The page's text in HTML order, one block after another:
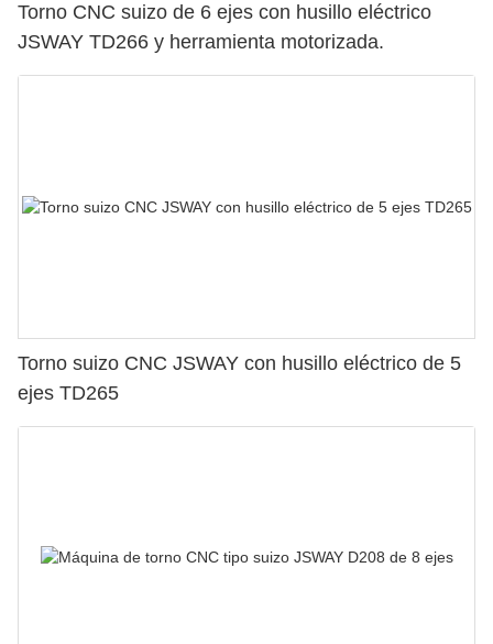
Torno CNC suizo de 6 ejes con husillo eléctrico
JSWAY TD266 y herramienta motorizada.
Torno suizo CNC JSWAY con husillo eléctrico de 5
ejes TD265